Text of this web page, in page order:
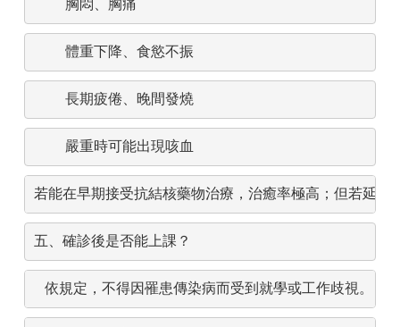
胸悶、胸痛
體重下降、食慾不振
長期疲倦、晚間發燒
嚴重時可能出現咳血
若能在早期接受抗結核藥物治療，治癒率極高；但若延
五、確診後是否能上課？
依規定，不得因罹患傳染病而受到就學或工作歧視。